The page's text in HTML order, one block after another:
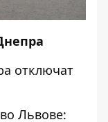
отключат
Львове: